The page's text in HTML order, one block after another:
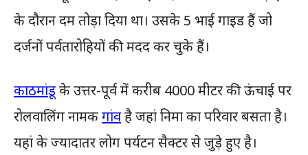
के दौरान दम तोड़ा दिया था। उसके 5 भाई गाइड हैं जो
दर्जनों पर्वतारोहियों की मदद कर चुके हैं।
काठमांडूके उत्तर-पूर्व में करीब 4000 मीटर की ऊंचाई पर
रोलवालिंग नामकगांवहै जहां निमा का परिवार बसता है।
यहां के ज्यादातर लोग पर्यटन सैक्टर से जुड़े हुए है।